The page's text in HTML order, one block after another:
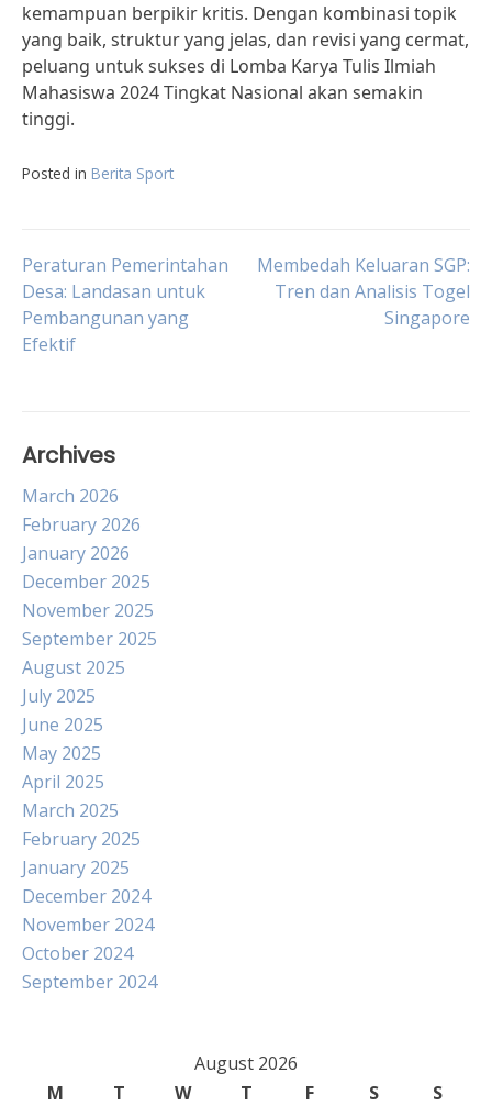
kemampuan berpikir kritis. Dengan kombinasi topik
yang baik, struktur yang jelas, dan revisi yang cermat,
peluang untuk sukses di Lomba Karya Tulis Ilmiah
Mahasiswa 2024 Tingkat Nasional akan semakin
tinggi.
Posted in Berita Sport
Post
navigation
Peraturan Pemerintahan
Desa: Landasan untuk
Pembangunan yang
Efektif
Membedah Keluaran SGP:
Tren dan Analisis Togel
Singapore
Archives
March 2026
February 2026
January 2026
December 2025
November 2025
September 2025
August 2025
July 2025
June 2025
May 2025
April 2025
March 2025
February 2025
January 2025
December 2024
November 2024
October 2024
September 2024
August 2026
M
T W T F S S